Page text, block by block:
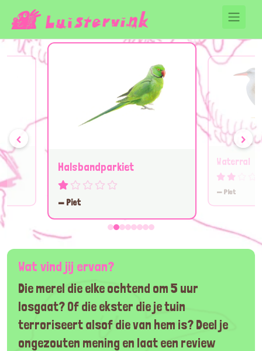
Halsbandparkiet
— Piet
Waterral
— Piet
‹ ›
Wat vind jij ervan?
Die merel die elke ochtend om 5 uur
losgaat? Of die ekster die je tuin
terroriseert alsof die van hem is? Deel je
ongezouten mening en laat een review